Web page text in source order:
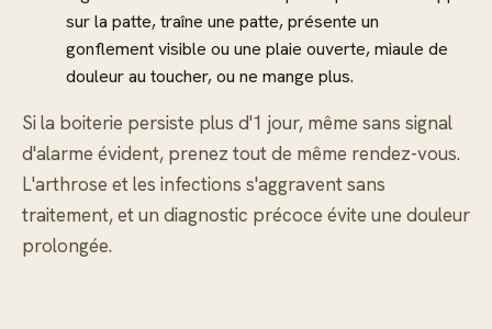
sur la patte, traîne une patte, présente un
gonflement visible ou une plaie ouverte, miaule de
douleur au toucher, ou ne mange plus.
Si la boiterie persiste plus d'1 jour, même sans signal
d'alarme évident, prenez tout de même rendez-vous.
L'arthrose et les infections s'aggravent sans
traitement, et un diagnostic précoce évite une douleur
prolongée.